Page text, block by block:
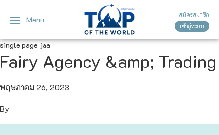
Menu
สมัครสมาชิก
เข้าสู่ระบบ
single page jaa
Fairy Agency &amp; Trading
พฤษภาคม 26, 2023
By
ญี่ปุ่นทัวร์ญี่ปุ่น
โตเกียว
โอซาก้า
เวียดนาม
ทัวร์เวียดนาม